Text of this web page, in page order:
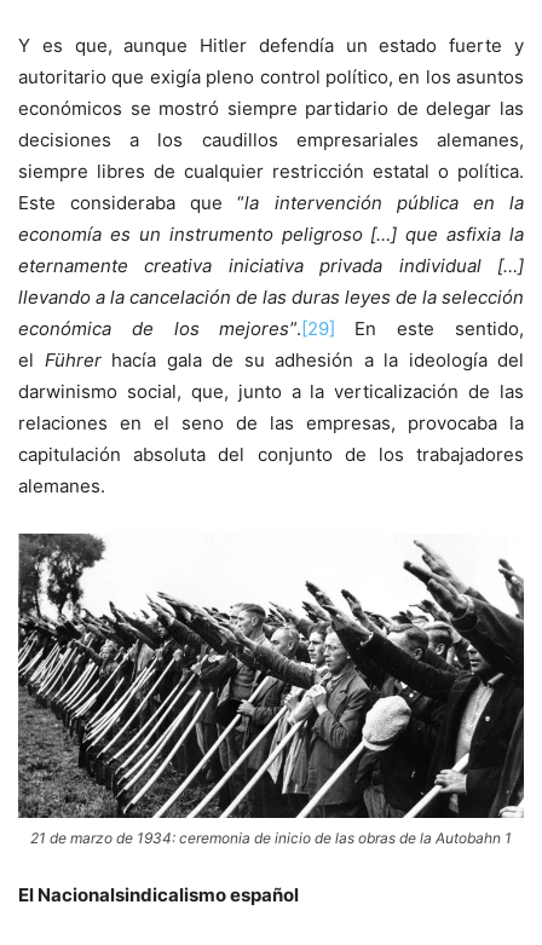
Y es que, aunque Hitler defendía un estado fuerte y
autoritario que exigía pleno control político, en los asuntos
económicos se mostró siempre partidario de delegar las
decisiones a los caudillos empresariales alemanes,
siempre libres de cualquier restricción estatal o política.
Este consideraba que “la intervención pública en la
economía es un instrumento peligroso […] que asfixia la
eternamente creativa iniciativa privada individual […]
llevando a la cancelación de las duras leyes de la selección
económica de los mejores”. [29] En este sentido,
el Führer hacía gala de su adhesión a la ideología del
darwinismo social, que, junto a la verticalización de las
relaciones en el seno de las empresas, provocaba la
capitulación absoluta del conjunto de los trabajadores
alemanes.
21 de marzo de 1934: ceremonia de inicio de las obras de la Autobahn 1
El Nacionalsindicalismo español